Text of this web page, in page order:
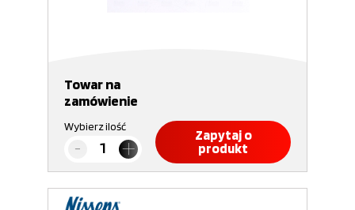
Towar na
zamówienie
Wybierz ilość
Zapytaj o
produkt